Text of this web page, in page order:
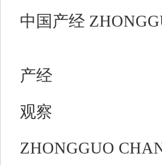
中国产经
产经
观察
ZHONGGUO